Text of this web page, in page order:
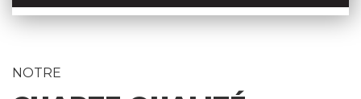
NOTRE